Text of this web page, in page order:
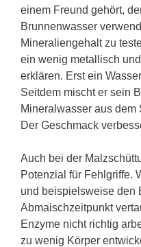
einem Freund gehört,
Brunnenwasser
Mineraliengehalt zu
ein wenig metallisch
erklären. Erst ein
Seitdem mischt er sein
Mineralwasser aus dem
Der Geschmack
Auch bei der
Potenzial für Fehlgriffe.
und beispielsweise den
Abmaischzeitpunkt
Enzyme nicht richtig
zu wenig Körper